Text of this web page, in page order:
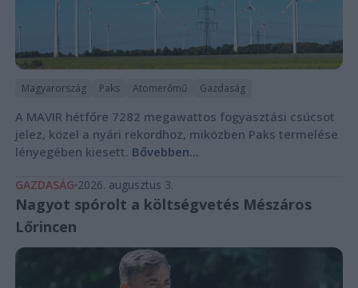
Magyarország Paks Atomerőmű Gazdaság
A MAVIR hétfőre 7282 megawattos fogyasztási csúcsot
jelez, közel a nyári rekordhoz, miközben Paks termelése
lényegében kiesett. Bővebben...
GAZDASÁG 2026. augusztus 3.
Nagyot spórolt a költségvetés Mészáros
Lőrincen